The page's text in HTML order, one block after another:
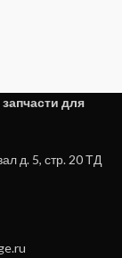
для
д. 5, стр. 20 ТД